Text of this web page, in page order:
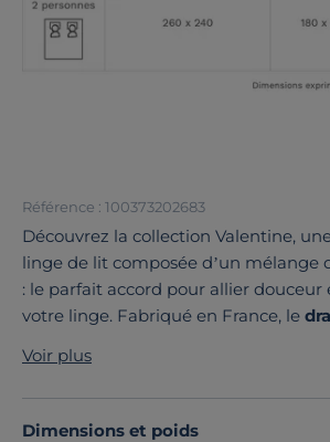
Référence : 100373202683
Découvrez la collection Valentine,
linge de lit composée d’un mélange
: le parfait accord pour allier douceur
votre linge. Fabriqué en France, le
coloris, idéal pour accompagner
unies ou fantaisies !
Découvrez toute notre sélection :
Voir plus
Dimensions et poids